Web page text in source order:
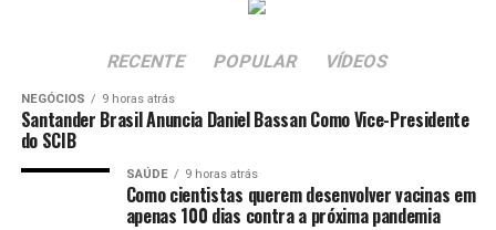
o comércio exterior do estado, Marcelo Santos
considera prejudicial o processo de regionalização
proposto, no qual diversos processos de trabalho,
dentre eles o despacho aduaneiro de mercadorias,
seriam direcionados à unidade do Rio de Janeiro. Por
Therapy”, com material colhido no Brasil, mas
RECENTE POPULAR VÍDEOS
NEGÓCIOS 9 horas atrás
Santander Brasil Anuncia Daniel Bassan Como Vice-Presidente
do SCIB
SAÚDE 9 horas atrás
Como cientistas querem desenvolver vacinas em
apenas 100 dias contra a próxima pandemia